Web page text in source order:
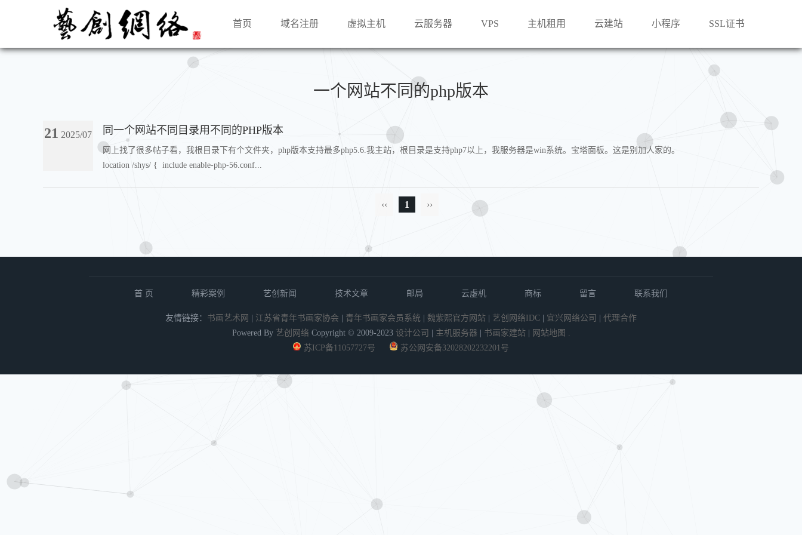
首页 域名注册 虚拟主机 云服务器 VPS 主机租用 云建站 小程序 SSL证书
一个网站不同的php版本
21 2025/07 同一个网站不同目录用不同的PHP版本
网上找了很多帖子看，我根目录下有个文件夹，php版本支持最多php5.6.我主站，根目录是支持php7以上，我服务器是win系统。宝塔面板。这是别加人家的。
location /shys/ { include enable-php-56.conf...
‹‹ 1 ››
首 页 精彩案例 艺创新闻 技术文章 邮局 云虚机 商标 留言 联系我们
友情链接： 书画艺术网 江苏省青年书画家协会 青年书画家会员系统 魏紫熙官方网站 艺创网络IDC 宜兴网络公司
代理合作
Powered By 艺创网络 Copyright © 2009-2023 设计公司 主机服务器 书画家建站| 网站地图
苏ICP备11057727号
苏公网安备32028202232201号